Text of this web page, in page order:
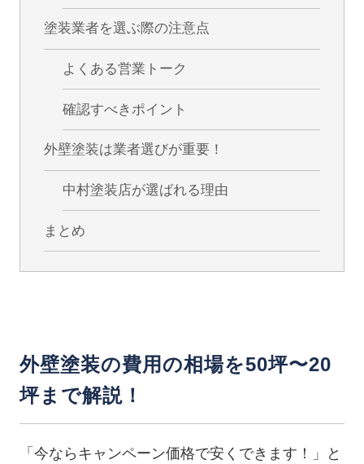
塗装業者を選ぶ際の注意点
よくある営業トーク
確認すべきポイント
外壁塗装は業者選びが重要！
中村塗装店が選ばれる理由
まとめ
外壁塗装の費用の相場を50坪〜20
坪まで解説！
「今ならキャンペーン価格で安くできます！」と